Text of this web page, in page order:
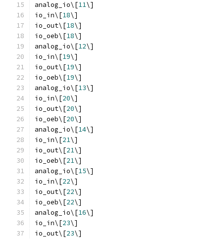
analog_io\[11\]
io_in\[18\]
io_out\[18\]
io_oeb\[18\]
analog_io\[12\]
io_in\[19\]
io_out\[19\]
io_oeb\[19\]
analog_io\[13\]
io_in\[20\]
io_out\[20\]
io_oeb\[20\]
analog_io\[14\]
io_in\[21\]
io_out\[21\]
io_oeb\[21\]
analog_io\[15\]
io_in\[22\]
io_out\[22\]
io_oeb\[22\]
analog_io\[16\]
io_in\[23\]
io_out\[23\]